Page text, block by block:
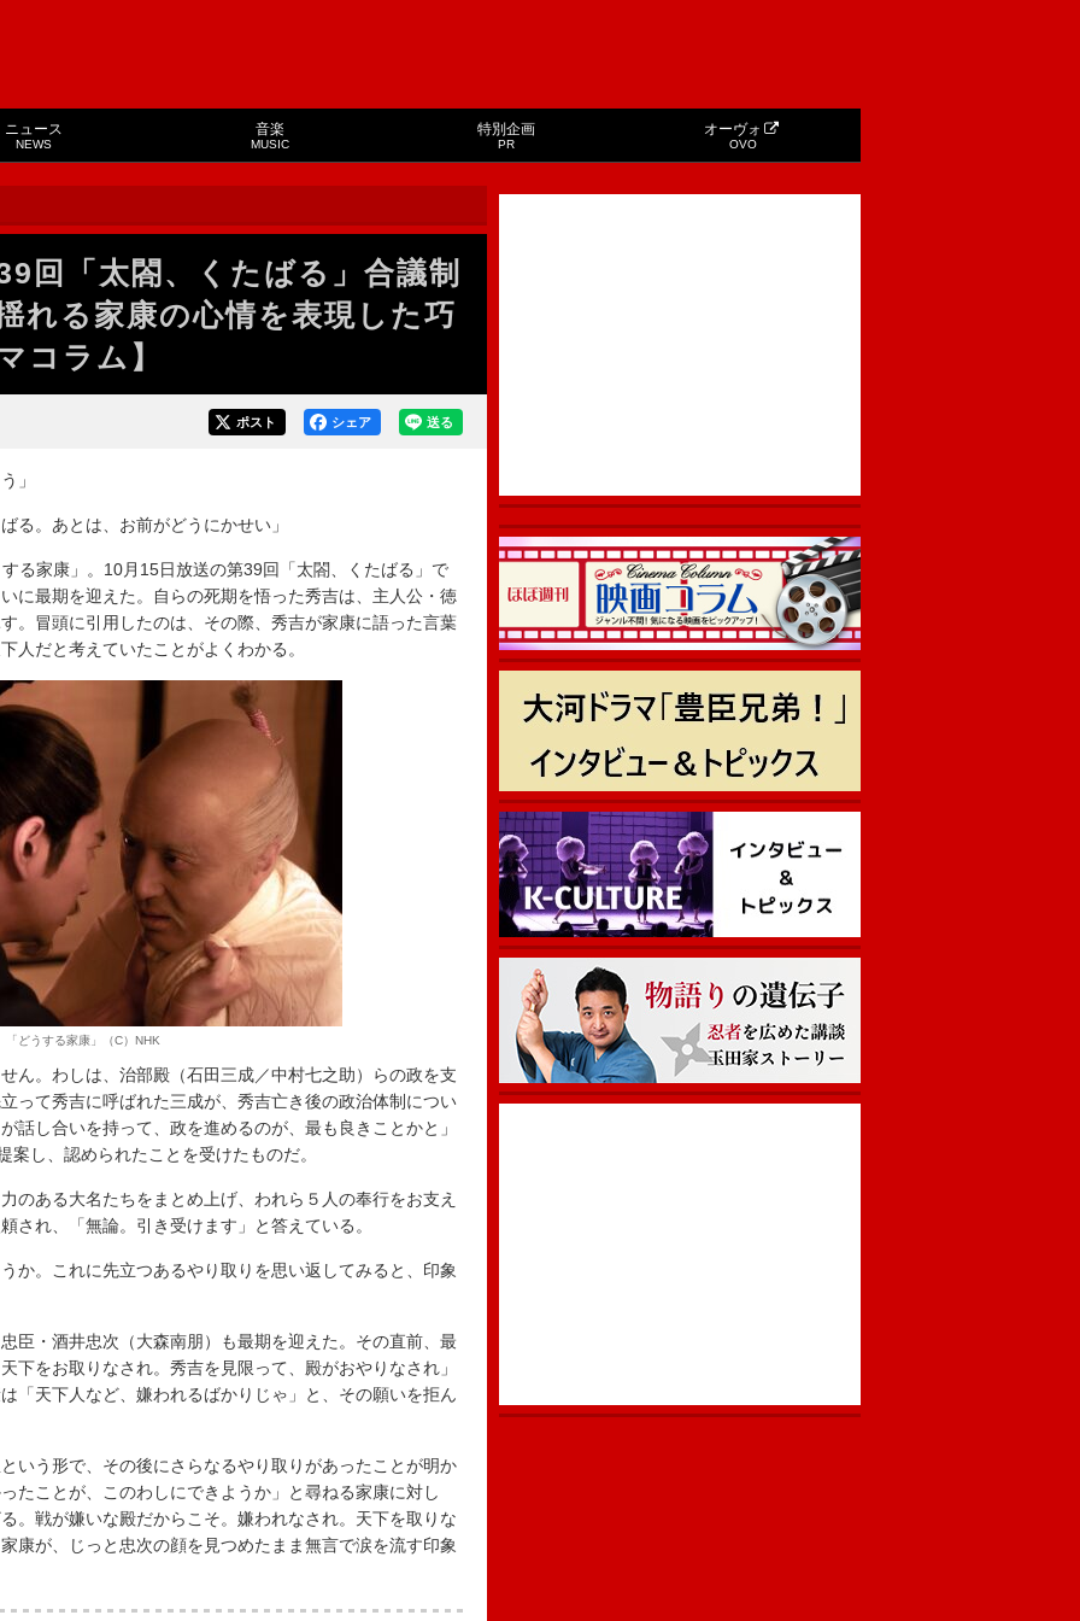
ニュース
NEWS
音楽
MUSIC
特別企画
PR
オーヴォ
OVO
回「太閤、くたばる」合議制
る家康の心情を表現した巧
コラム】
送る
シェア
ポスト
」
る。あとは、お前がどうにかせい」
る家康」。10月15日放送の第39回「太閤、くたばる」で
に最期を迎えた。自らの死期を悟った秀吉は、主人公・徳
。冒頭に引用したのは、その際、秀吉が家康に語った言葉
人だと考えていたことがよくわかる。
「どうする家康」（C）NHK
。わしは、治部殿（石田三成／中村七之助）らの政を支
って秀吉に呼ばれた三成が、秀吉亡き後の政治体制につい
話し合いを持って、政を進めるのが、最も良きことかと」
案し、認められたことを受けたものだ。
ある大名たちをまとめ上げ、われら５人の奉行をお支え
され、「無論。引き受けます」と答えている。
。これに先立つあるやり取りを思い返してみると、印象
・酒井忠次（大森南朋）も最期を迎えた。その直前、最
下をお取りなされ。秀吉を見限って、殿がおやりなされ」
「天下人など、嫌われるばかりじゃ」と、その願いを拒ん
う形で、その後にさらなるやり取りがあったことが明か
たことが、このわしにできようか」と尋ねる家康に対し
。戦が嫌いな殿だからこそ。嫌われなされ。天下を取りな
康が、じっと忠次の顔を見つめたまま無言で涙を流す印象